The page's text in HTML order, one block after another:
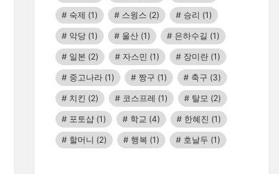
숙제 (1) 스윙스 (2) 승리 (1)
악당 (1) 울산 (1) 은하수길 (1)
일본 (2) 자스민 (1) 장미란 (1)
중고나라 (1) 짱구 (1) 축구 (3)
치킨 (2) 코스프레 (1) 탈모 (2)
포토샵 (1) 학교 (4) 한혜진 (1)
할머니 (2) 행복 (1) 호날두 (1)